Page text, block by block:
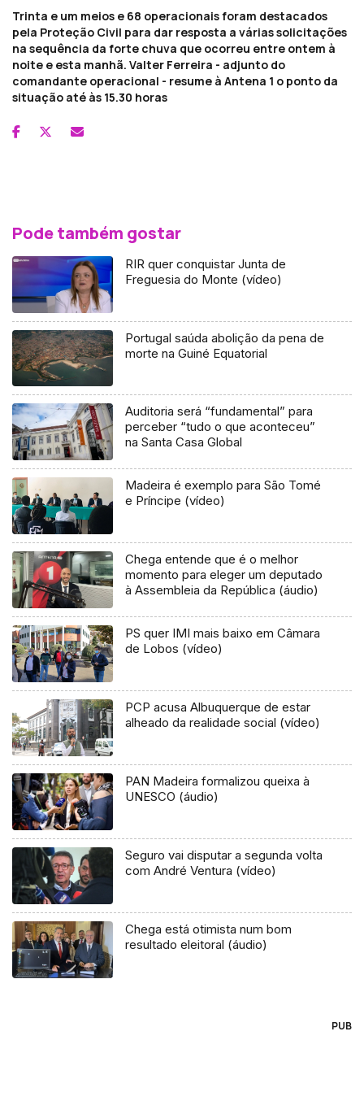
Trinta e um meios e 68 operacionais foram destacados
pela Proteção Civil para dar resposta a várias solicitações
na sequência da forte chuva que ocorreu entre ontem à
noite e esta manhã. Valter Ferreira - adjunto do
comandante operacional - resume à Antena 1 o ponto da
situação até às 15.30 horas
Pode também gostar
RIR quer conquistar Junta de
Freguesia do Monte (vídeo)
Portugal saúda abolição da pena de
morte na Guiné Equatorial
Auditoria será “fundamental” para
perceber “tudo o que aconteceu”
na Santa Casa Global
Madeira é exemplo para São Tomé
e Príncipe (vídeo)
Chega entende que é o melhor
momento para eleger um deputado
à Assembleia da República (áudio)
PS quer IMI mais baixo em Câmara
de Lobos (vídeo)
PCP acusa Albuquerque de estar
alheado da realidade social (vídeo)
PAN Madeira formalizou queixa à
UNESCO (áudio)
Seguro vai disputar a segunda volta
com André Ventura (vídeo)
Chega está otimista num bom
resultado eleitoral (áudio)
PUB